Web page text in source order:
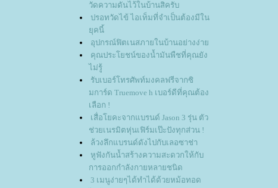
วัดความดันไว้ในบ้านสิครับ
ปรอทวัดไข้ ไอเท็มที่จำเป็นต้องมีใน
ุคนี้
อุปกรณ์ฟิตเนสภายในบ้านอย่างง่า
คุณประโยชน์ของน้ำมันพืชที่คุณยัง
ไม่รู้
รับเบอร์โทรศัพท์มงคลฟรีจากซิ
มการ์ด Truemove h เบอร์ดีที่คุณต้อง
เลือก !
เสื่อโยคะจากแบรนด์ Jason 3 รุ่น ตัว
ช่วยเนรมิตหุ่นเฟิร์มเป๊ะปังทุกส่วน !
ล้วงลึกแบรนด์ดังไปกับเลอซาช่า
หูฟังกันน้ำสร้างความสะดวกให้กับ
การออกกำลังกายหลายชนิด
3 เมนูง่ายๆได้ทำได้ด้วยหม้อทอด